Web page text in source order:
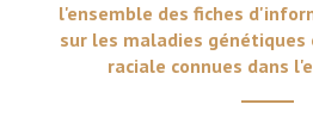
l'ensemble des fiches
sur les maladies génétiques
raciale connues dans